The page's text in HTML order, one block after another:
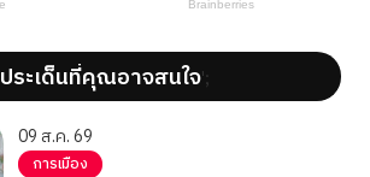
ประเด็นที่คุณอาจสนใจ';
09 ส.ค. 69
การเมือง